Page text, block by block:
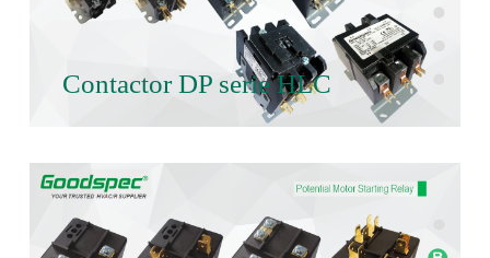
Contactor DP serie HLC